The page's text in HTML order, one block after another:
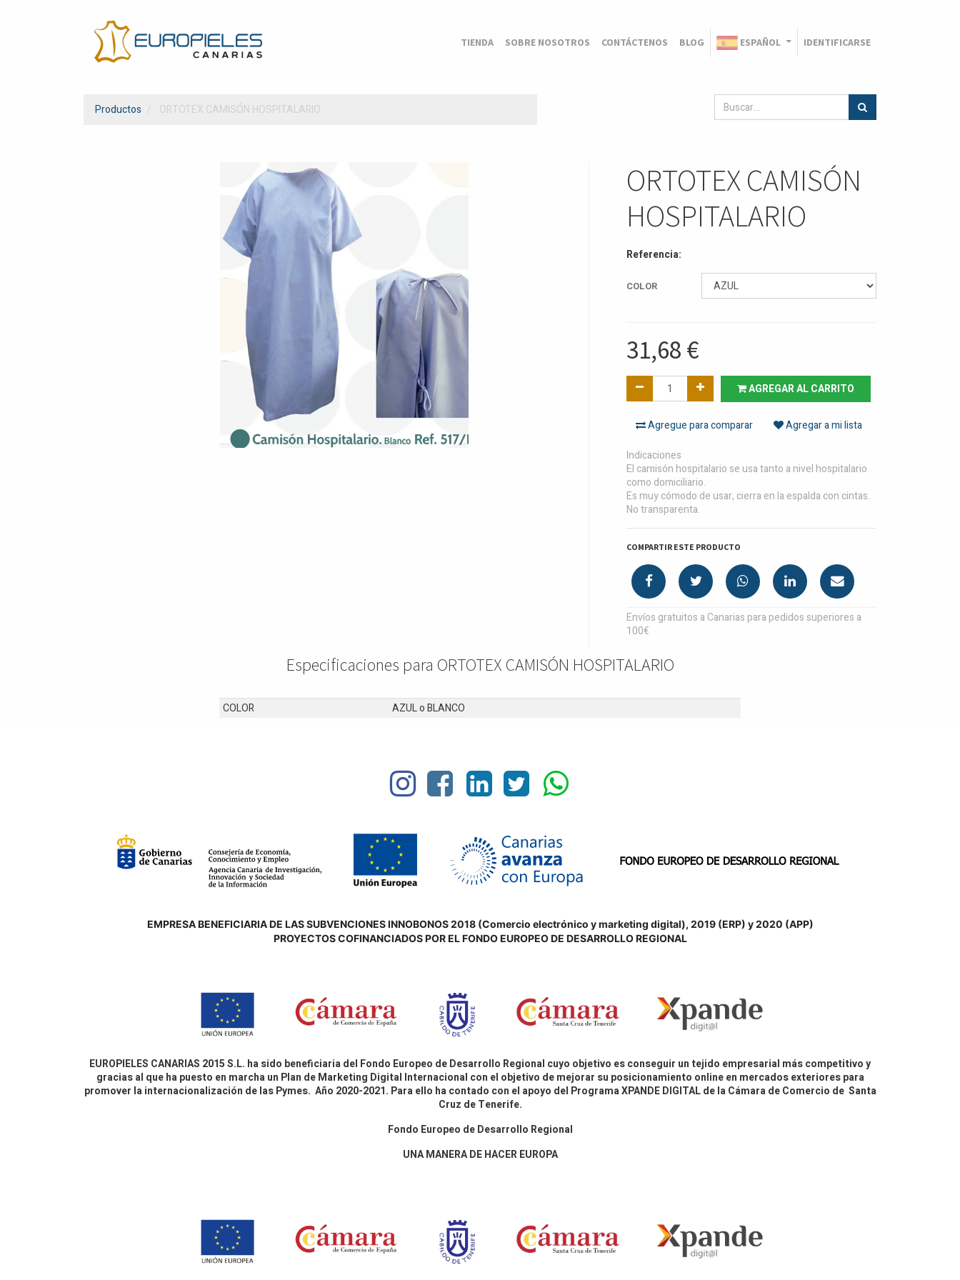
TIENDA SOBRE NOSOTROS CONTÁCTENOS BLOG ESPAÑOL IDENTIFICARSE
Productos ORTOTEX CAMISÓN HOSPITALARIO
ORTOTEX CAMISÓN
HOSPITALARIO
Referencia:
COLOR
31,68 €
AGREGAR AL CARRITO
Agregue para comparar
Agregar a mi lista
Indicaciones
El camisón hospitalario se usa tanto a nivel hospitalario
como domiciliario.
Es muy cómodo de usar, cierra en la espalda con cintas.
No transparenta.
COMPARTIR ESTE PRODUCTO
Envíos gratuitos a Canarias para pedidos superiores a
100€
Especificaciones para ORTOTEX CAMISÓN HOSPITALARIO
COLOR AZULoBLANCO
EMPRESA BENEFICIARIA DE LAS SUBVENCIONES INNOBONOS 2018 (Comercio electrónico y marketing digital), 2019 (ERP) y 2020 (APP)
PROYECTOS COFINANCIADOS POR EL FONDO EUROPEO DE DESARROLLO REGIONAL
EUROPIELES CANARIAS 2015 S.L. ha sido beneficiaria del Fondo Europeo de Desarrollo Regional cuyo objetivo es conseguir un tejido empresarial más competitivo y
gracias al que ha puesto en marcha un Plan de Marketing Digital Internacional con el objetivo de mejorar su posicionamiento online en mercados exteriores para
promover la internacionalización de las Pymes. Año 2020-2021. Para ello ha contado con el apoyo del Programa XPANDE DIGITAL de la Cámara de Comercio de Santa
Cruz de Tenerife.
Fondo Europeo de Desarrollo Regional
UNA MANERA DE HACER EUROPA